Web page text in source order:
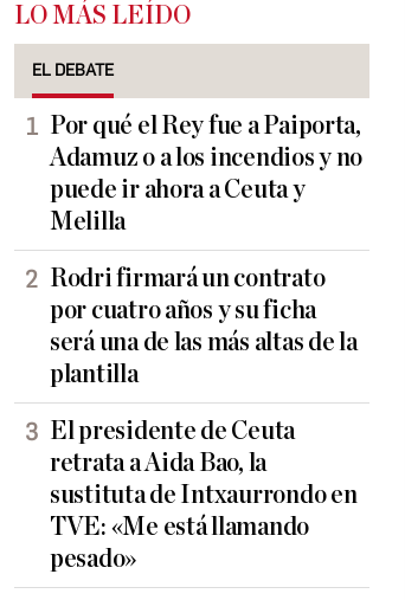
LO MÁS LEÍDO
EL DEBATE
Por qué el Rey fue a Paiporta,
Adamuz o a los incendios y no
puede ir ahora a Ceuta y
Melilla
Rodri firmará un contrato
por cuatro años y su ficha
será una de las más altas de la
plantilla
El presidente de Ceuta
retrata a Aida Bao, la
sustituta de Intxaurrondo en
TVE: «Me está llamando
pesado»